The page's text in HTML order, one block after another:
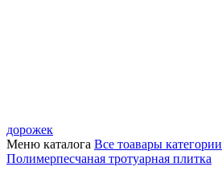
дорожек
Меню каталога Все тоавары категории
Полимерпесчаная тротуарная плитка